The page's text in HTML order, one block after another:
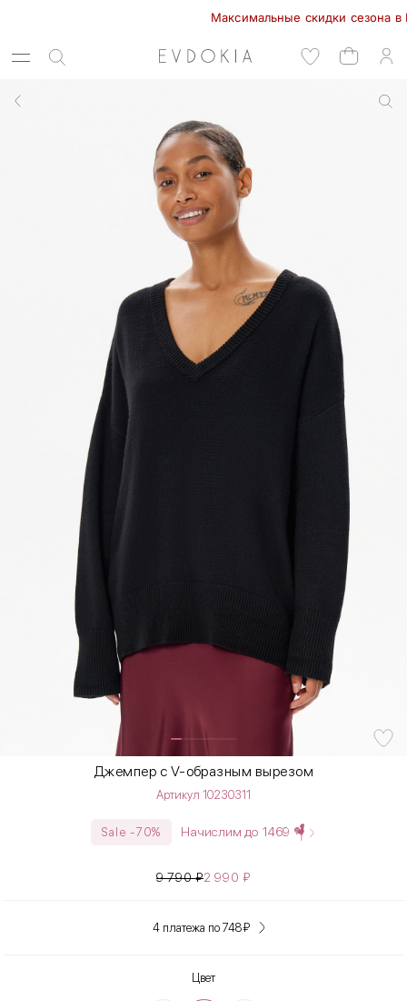
Максимальные скидки сезона в
Джемпер с V-образным вырезом
Артикул 10230311
Sale -70% Начислим до 1469
9 790₽2 990₽
4 платежа по 748₽
Цвет